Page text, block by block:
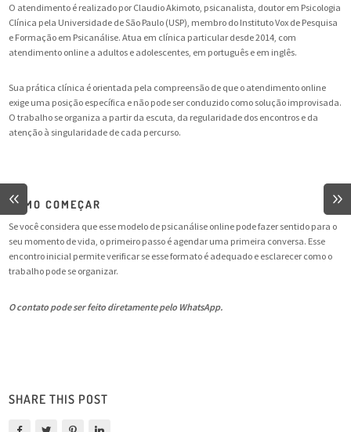
O atendimento é realizado por Claudio Akimoto, psicanalista, doutor em Psicologia
Clínica pela Universidade de São Paulo (USP), membro do Instituto Vox de Pesquisa
e Formação em Psicanálise. Atua em clínica particular desde 2014, com
atendimento online a adultos e adolescentes, em português e em inglês.
Sua prática clínica é orientada pela compreensão de que o atendimento online
exige uma posição específica e não pode ser conduzido como solução improvisada.
O trabalho se organiza a partir da escuta, da regularidade dos encontros e da
atenção à singularidade de cada percurso.
COMO COMEÇAR
Se você considera que esse modelo de psicanálise online pode fazer sentido para o
seu momento de vida, o primeiro passo é agendar uma primeira conversa. Esse
encontro inicial permite verificar se esse formato é adequado e esclarecer como o
trabalho pode se organizar.
O contato pode ser feito diretamente pelo WhatsApp.
SHARE THIS POST